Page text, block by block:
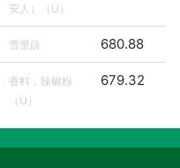
安人）（U）
雪里蕻 680.88
香料，辣椒粉
（U）
679.32